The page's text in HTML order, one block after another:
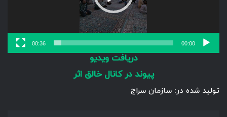
00:00
00:36
دریافت ویدیو
پیوند در کانال خالق اثر
تولید شده در: سازمان سراج